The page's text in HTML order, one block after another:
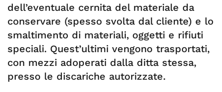
dell’eventuale cernita del materiale da
conservare (spesso svolta dal cliente) e lo
smaltimento di materiali, oggetti e rifiuti
speciali. Quest’ultimi vengono trasportati,
con mezzi adoperati dalla ditta stessa,
presso le discariche autorizzate.